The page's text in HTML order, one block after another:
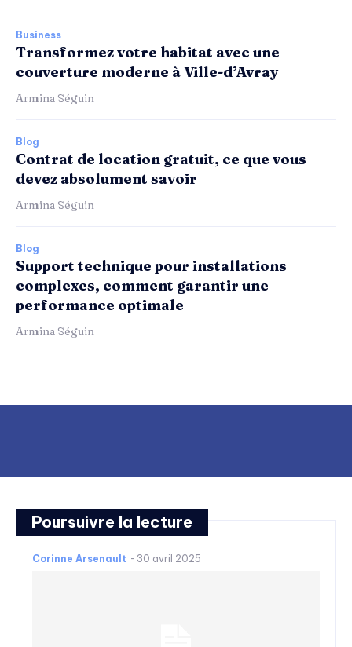
Business
Transformez votre habitat avec une
couverture moderne à Ville-d’Avray
Armina Séguin
Blog
Contrat de location gratuit, ce que vous
devez absolument savoir
Armina Séguin
Blog
Support technique pour installations
complexes, comment garantir une
performance optimale
Armina Séguin
Poursuivre la lecture
Corinne Arsenault - 30 avril 2025